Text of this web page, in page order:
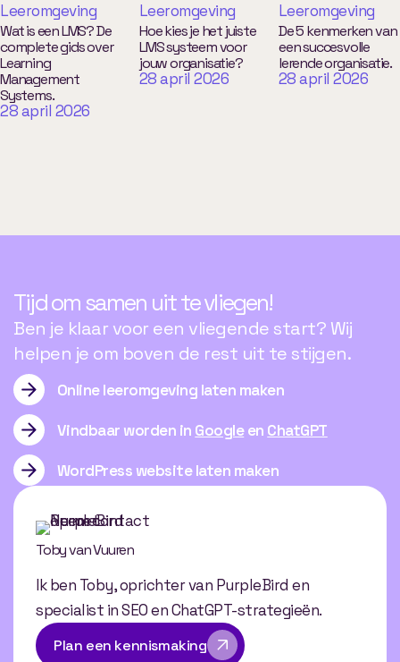
Leeromgeving
Wat is een LMS? De
complete gids over
Learning
Management
Systems.
28 april 2026
Leeromgeving
Hoe kies je het juiste
LMS systeem voor
jouw organisatie?
28 april 2026
Leeromgeving
De 5 kenmerken van
een succesvolle
lerende organisatie.
28 april 2026
Tijd om samen uit te vliegen!
Ben je klaar voor een vliegende start? Wij
helpen je om boven de rest uit te stijgen.
Online leeromgeving laten maken
Vindbaar worden in Googleen ChatGPT
WordPress website laten maken
Toby van Vuuren
Ik ben Toby, oprichter van PurpleBird en
specialist in SEO en ChatGPT-strategieën.
Plan een kennismaking